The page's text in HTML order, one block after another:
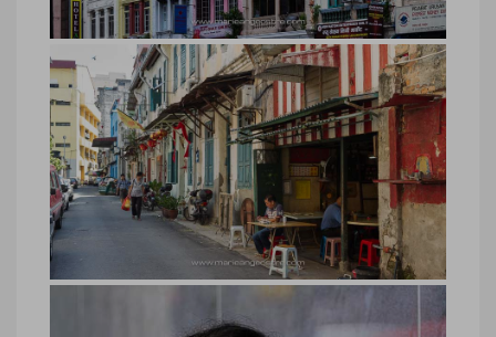
Malaisie, architecture Old
Chinatown Kuala Lumpur
Malaisie, architecture Old Chinatown
Kuala Lumpur © Marie-Ange Ostré